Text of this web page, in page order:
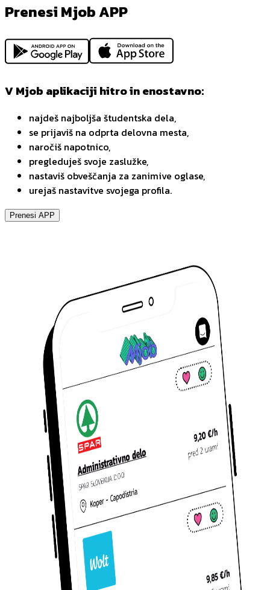
Prenesi Mjob APP
V Mjob aplikaciji hitro in enostavno:
najdeš najboljša študentska dela,
se prijaviš na odprta delovna mesta,
naročiš napotnico,
pregleduješ svoje zaslužke,
nastaviš obveščanja za zanimive oglase,
urejaš nastavitve svojega profila.
Prenesi APP